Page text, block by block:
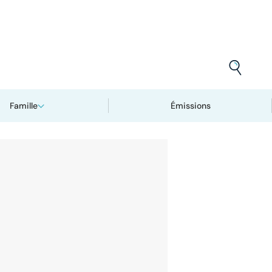
Famille Émissions